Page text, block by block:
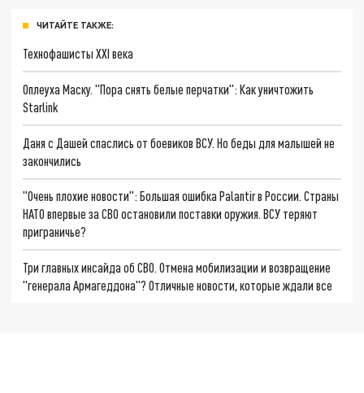
ЧИТАЙТЕ ТАКЖЕ:
Технофашисты XXI века
Оплеуха Маску. "Пора снять белые перчатки": Как уничтожить
Starlink
Даня с Дашей спаслись от боевиков ВСУ. Но беды для малышей не
закончились
"Очень плохие новости": Большая ошибка Palantir в России. Страны
НАТО впервые за СВО остановили поставки оружия. ВСУ теряют
приграничье?
Три главных инсайда об СВО. Отмена мобилизации и возвращение
"генерала Армагеддона"? Отличные новости, которые ждали все